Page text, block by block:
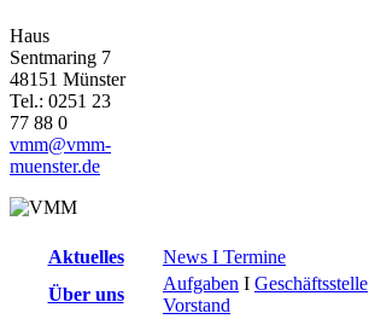
Haus
Sentmaring 7
48151 Münster
Tel.: 0251 23
77 88 0
vmm@vmm-
muenster.de
Aktuelles
News I Termine
Über uns
Aufgaben I Geschäftsstelle
Vorstand